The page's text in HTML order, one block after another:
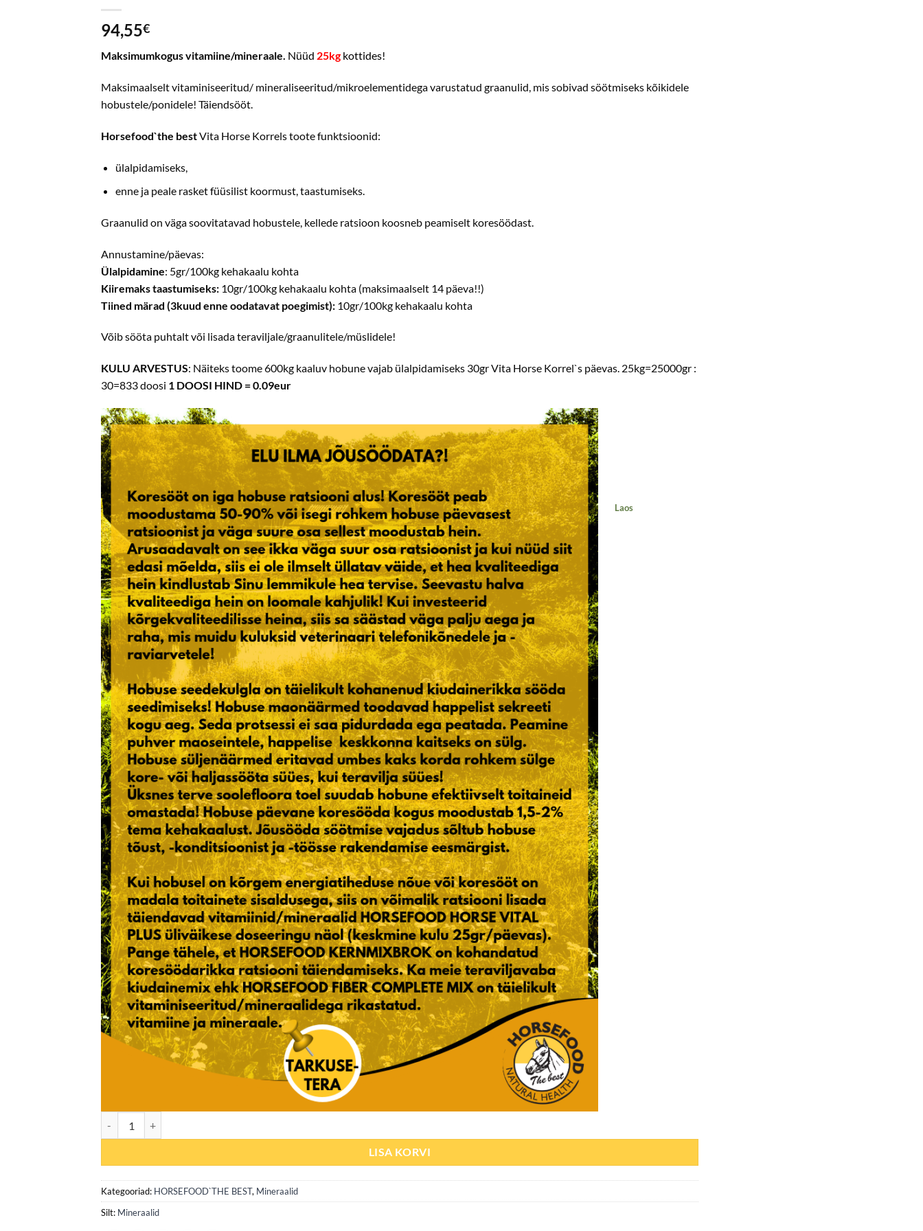
94,55€
Maksimumkogus vitamiine/mineraale. Nüüd 25kg kottides!
Maksimaalselt vitaminiseeritud/ mineraliseeritud/mikroelementidega varustatud graanulid, mis sobivad söötmiseks kõikidele
hobustele/ponidele! Täiendsööt.
Horsefood`the bestVita Horse Korrels toote funktsioonid:
ülalpidamiseks,
enne ja peale rasket füüsilist koormust, taastumiseks.
Graanulid on väga soovitatavad hobustele, kellede ratsioon koosneb peamiselt koresöödast.
Annustamine/päevas:
Ülalpidamine: 5gr/100kg kehakaalu kohta
Kiiremaks taastumiseks: 10gr/100kg kehakaalu kohta (maksimaalselt 14 päeva!!)
Tiined märad (3kuud enne oodatavat poegimist): 10gr/100kg kehakaalu kohta
Võib sööta puhtalt või lisada teraviljale/graanulitele/müslidele!
KULU ARVESTUS: Näiteks toome 600kg kaaluv hobune vajab ülalpidamiseks 30gr Vita Horse Korrel`s päevas. 25kg=25000gr :
30=833 doosi 1 DOOSI HIND = 0.09eur
Laos
LISA KORVI
Kategooriad: HORSEFOOD`THE BEST, Mineraalid
Silt: Mineraalid